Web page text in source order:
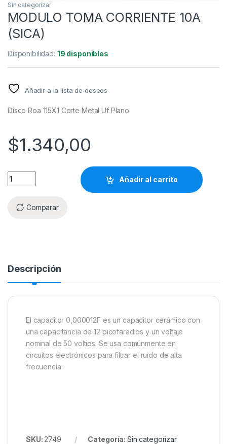
Sin categorizar
MODULO TOMA CORRIENTE 10A
(SICA)
Disponibilidad: 19 disponibles
Añadir a la lista de deseos
Disco Roa 115X1 Corte Metal Uf Plano
$1.340,00
Añadir al carrito
Comparar
Descripción
El capacitor 0,000012F es un capacitor cerámico con
una capacitancia de 12 picofaradios y un voltaje
nominal de 50 voltios. Se usa comúnmente en
circuitos electrónicos para filtrar el ruido de alta
frecuencia.
SKU: 2749 Categoría: Sin categorizar